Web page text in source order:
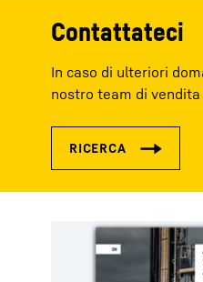
Contattateci
In caso di ulteriori
nostro team di